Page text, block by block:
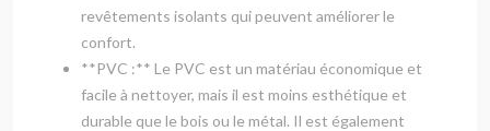
revêtements isolants qui peuvent améliorer le
confort.
**PVC :** Le PVC est un matériau économique et
facile à nettoyer, mais il est moins esthétique et
durable que le bois ou le métal. Il est également